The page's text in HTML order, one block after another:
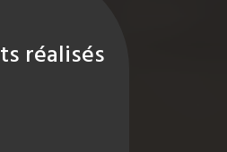
réalisés